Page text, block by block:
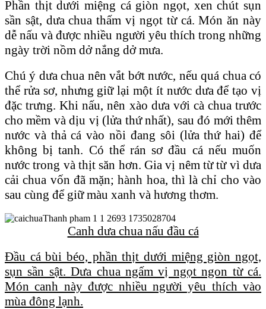
Phần thịt dưới miệng cá giòn ngọt, xen chút sụn
sần sật, dưa chua thấm vị ngọt từ cá. Món ăn này
dễ nấu và được nhiều người yêu thích trong những
ngày trời nồm dở nắng dở mưa.
Chú ý dưa chua nên vắt bớt nước, nếu quá chua có
thể rửa sơ, nhưng giữ lại một ít nước dưa để tạo vị
đặc trưng. Khi nấu, nên xào dưa với cà chua trước
cho mềm và dịu vị (lửa thứ nhất), sau đó mới thêm
nước và thả cá vào nồi đang sôi (lửa thứ hai) để
không bị tanh. Có thể rán sơ đầu cá nếu muốn
nước trong và thịt săn hơn. Gia vị nêm từ từ vì dưa
cải chua vốn đã mặn; hành hoa, thì là chỉ cho vào
sau cùng để giữ màu xanh và hương thơm.
Canh dưa chua nấu đầu cá
Đầu cá bùi béo, phần thịt dưới miệng giòn ngọt,
sụn sần sật. Dưa chua ngấm vị ngọt ngon từ cá.
Món canh này được nhiều người yêu thích vào
mùa đông lạnh.